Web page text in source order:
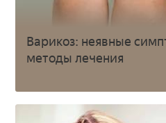
Варикоз: неявные
методы лечения